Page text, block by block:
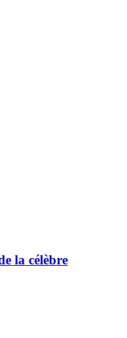
la célèbre